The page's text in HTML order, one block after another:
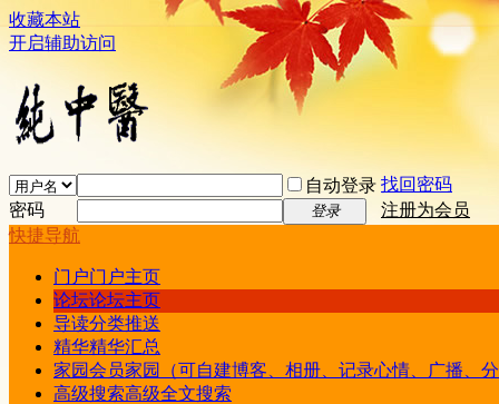
收藏本站
开启辅助访问
自动登录 找回密码
密码
登录
注册为会员
快捷导航
门户门户主页
论坛论坛主页
导读分类推送
精华精华汇总
家园会员家园（可自建博客、相册、记录心情、广播、
高级搜索高级全文搜索